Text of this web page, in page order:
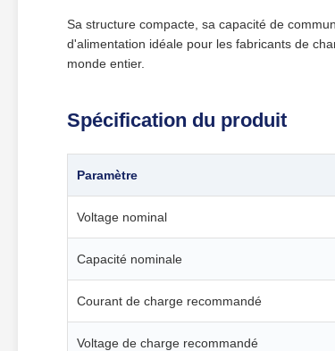
Sa structure compacte, sa capacité de
d'alimentation idéale pour les fabricants de
monde entier.
Spécification du produit
Paramètre
Voltage nominal
Capacité nominale
Courant de charge recommandé
Voltage de charge recommandé